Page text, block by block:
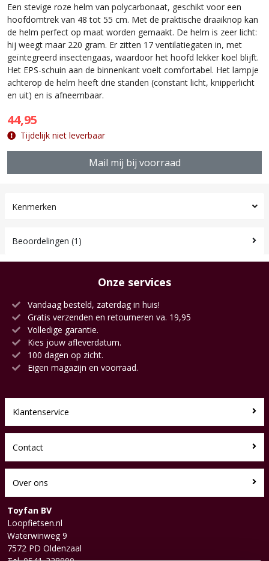
Een stevige roze helm van polycarbonaat, geschikt voor een
hoofdomtrek van 48 tot 55 cm. Met de praktische draaiknop kan
de helm perfect op maat worden gemaakt. De helm is zeer licht:
hij weegt maar 220 gram. Er zitten 17 ventilatiegaten in, met
geïntegreerd insectengaas, waardoor het hoofd lekker koel blijft.
Het EPS-schuin aan de binnenkant voelt comfortabel. Het lampje
achterop de helm heeft drie standen (constant licht, knipperlicht
en uit) en is afneembaar.
44,95
Tijdelijk niet leverbaar
Mail mij bij voorraad
Kenmerken
Beoordelingen (1)
Onze services
Vandaag besteld, zaterdag in huis!
Gratis verzenden en retourneren va. 19,95
Volledige garantie.
Kies jouw afleverdatum.
100 dagen op zicht.
Eigen magazijn en voorraad.
Klantenservice
Contact
Over ons
Toyfan BV
Loopfietsen.nl
Waterwinweg 9
7572 PD Oldenzaal